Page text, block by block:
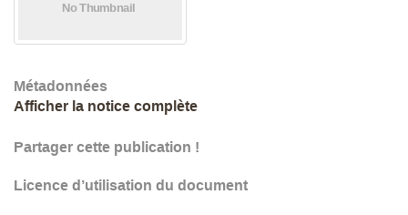
Métadonnées
Afficher la notice complète
Partager cette publication !
Licence d’utilisation du document